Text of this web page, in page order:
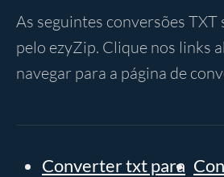
Converter
Outras Ferramentas
As seguintes conversões TXT
pelo ezyZip. Clique nos links
navegar para a página de
Converter txt para